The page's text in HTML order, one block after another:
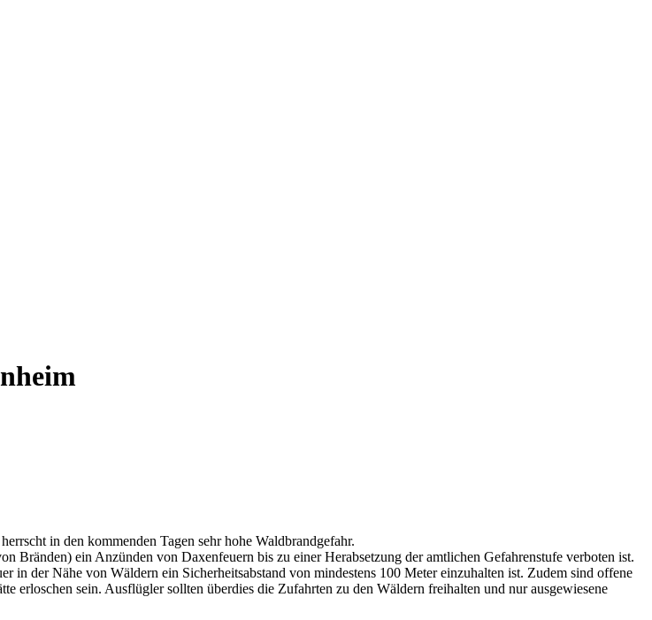
in den kommenden Tagen sehr hohe Waldbrandgefahr.
ein Anzünden von Daxenfeuern bis zu einer Herabsetzung der amtlichen Gefahrenstufe verboten ist.
in der Nähe von Wäldern ein Sicherheitsabstand von mindestens 100 Meter einzuhalten ist. Zudem sind offene
erloschen sein. Ausflügler sollten überdies die Zufahrten zu den Wäldern freihalten und nur ausgewiesene